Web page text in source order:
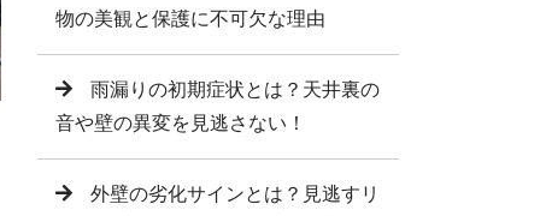
物の美観と保護に不可欠な理由
雨漏りの初期症状とは？天井裏の
音や壁の異変を見逃さない！
外壁の劣化サインとは？見逃すリ